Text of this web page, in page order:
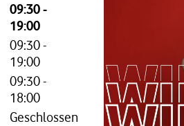
09:30-
19:00
09:30-
19:00
09:30-
18:00
Geschlossen